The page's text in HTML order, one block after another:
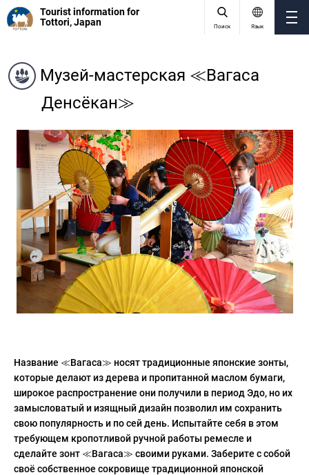
Tourist information for
Tottori, Japan
Поиск Язык
Музей-мастерская ≪Вагаса
Денсёкан≫
Название ≪Вагаса≫ носят традиционные японские зонты,
которые делают из дерева и пропитанной маслом бумаги,
широкое распространение они получили в период Эдо, но их
замысловатый и изящный дизайн позволил им сохранить
свою популярность и по сей день. Испытайте себя в этом
требующем кропотливой ручной работы ремесле и
сделайте зонт ≪Вагаса≫ своими руками. Заберите с собой
своё собственное сокровище традиционной японской